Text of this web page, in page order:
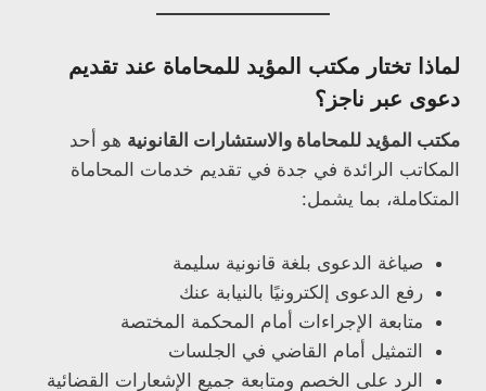
لماذا تختار مكتب المؤيد للمحاماة عند تقديم
دعوى عبر ناجز؟
مكتب المؤيد للمحاماة والاستشارات القانونية هو أحد
المكاتب الرائدة في جدة في تقديم خدمات المحاماة
المتكاملة، بما يشمل:
صياغة الدعوى بلغة قانونية سليمة
رفع الدعوى إلكترونيًا بالنيابة عنك
متابعة الإجراءات أمام المحكمة المختصة
التمثيل أمام القاضي في الجلسات
الرد على الخصم ومتابعة جميع الإشعارات القضائية